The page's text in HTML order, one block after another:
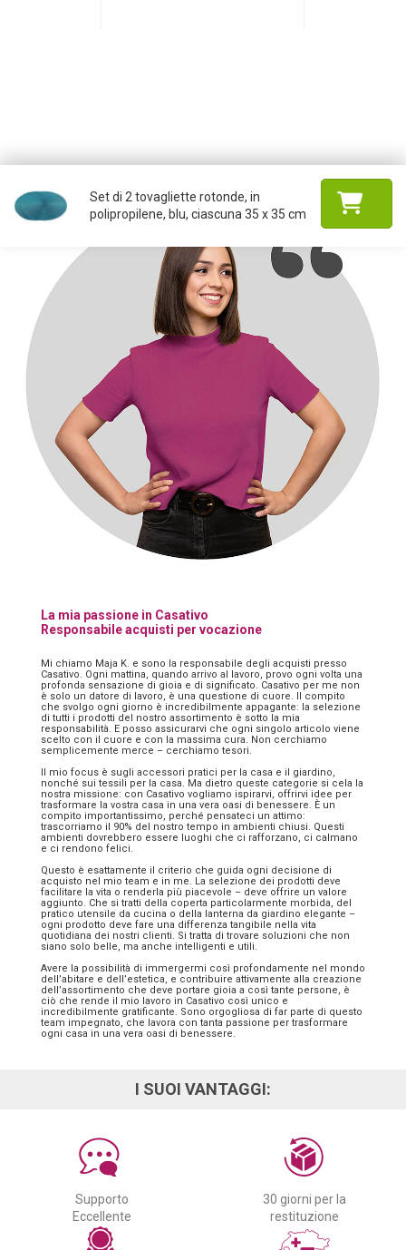
Set di 2 tovagliette rotonde, in
polipropilene, blu, ciascuna 35 x 35 cm
La mia passione in Casativo
Responsabile acquisti per vocazione
Mi chiamo Maja K. e sono la responsabile degli acquisti presso
Casativo. Ogni mattina, quando arrivo al lavoro, provo ogni volta una
profonda sensazione di gioia e di significato. Casativo per me non
è solo un datore di lavoro, è una questione di cuore. Il compito
che svolgo ogni giorno è incredibilmente appagante: la selezione
di tutti i prodotti del nostro assortimento è sotto la mia
responsabilità. E posso assicurarvi che ogni singolo articolo viene
scelto con il cuore e con la massima cura. Non cerchiamo
semplicemente merce – cerchiamo tesori.
Il mio focus è sugli accessori pratici per la casa e il giardino,
nonché sui tessili per la casa. Ma dietro queste categorie si cela la
nostra missione: con Casativo vogliamo ispirarvi, offrirvi idee per
trasformare la vostra casa in una vera oasi di benessere. È un
compito importantissimo, perché pensateci un attimo:
trascorriamo il 90% del nostro tempo in ambienti chiusi. Questi
ambienti dovrebbero essere luoghi che ci rafforzano, ci calmano
e ci rendono felici.
Questo è esattamente il criterio che guida ogni decisione di
acquisto nel mio team e in me. La selezione dei prodotti deve
facilitare la vita o renderla più piacevole – deve offrire un valore
aggiunto. Che si tratti della coperta particolarmente morbida, del
pratico utensile da cucina o della lanterna da giardino elegante –
ogni prodotto deve fare una differenza tangibile nella vita
quotidiana dei nostri clienti. Si tratta di trovare soluzioni che non
siano solo belle, ma anche intelligenti e utili.
Avere la possibilità di immergermi così profondamente nel mondo
dell’abitare e dell’estetica, e contribuire attivamente alla creazione
dell’assortimento che deve portare gioia a così tante persone, è
ciò che rende il mio lavoro in Casativo così unico e
incredibilmente gratificante. Sono orgogliosa di far parte di questo
team impegnato, che lavora con tanta passione per trasformare
ogni casa in una vera oasi di benessere.
I SUOI VANTAGGI:
Supporto
Eccellente
30 giorni per la
restituzione